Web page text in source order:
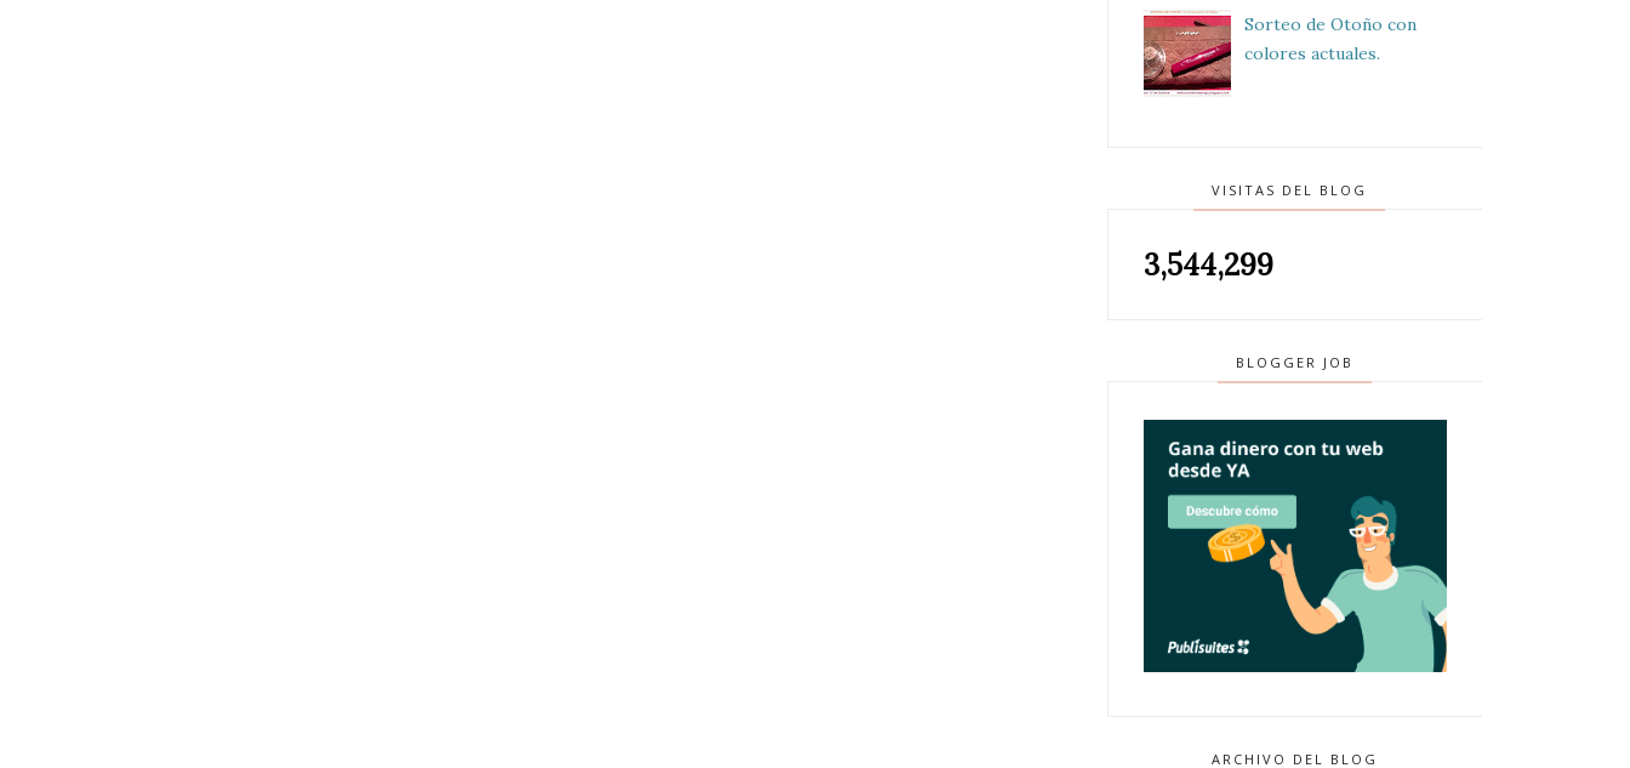
Sorteo de Otoño con
colores actuales.
VISITAS DEL BLOG
3,544,299
BLOGGER JOB
ARCHIVO DEL BLOG